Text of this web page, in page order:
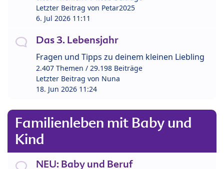
Letzter Beitrag von Petar2025
6. Jul 2026 11:11
Das 3. Lebensjahr
Fragen und Tipps zu deinem kleinen Liebling
2.407 Themen / 29.198 Beiträge
Letzter Beitrag von Nuna
18. Jun 2026 11:24
Familienleben mit Baby und
Kind
NEU: Baby und Beruf